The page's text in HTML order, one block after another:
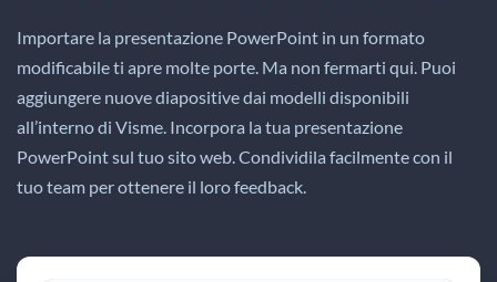
Importare la presentazione PowerPoint in un formato
modificabile ti apre molte porte. Ma non fermarti qui. Puoi
aggiungere nuove diapositive dai modelli disponibili
all’interno di Visme. Incorpora la tua presentazione
PowerPoint sul tuo sito web. Condividila facilmente con il
tuo team per ottenere il loro feedback.